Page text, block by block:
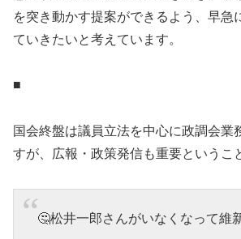
を突き動かす提案ができるよう、早急
ていきたいと考えています。
■
国会終盤は議員立法を中心に政調会業
すが、広報・政策発信も重要というこ
🤔松井一郎さんがいなくなって維